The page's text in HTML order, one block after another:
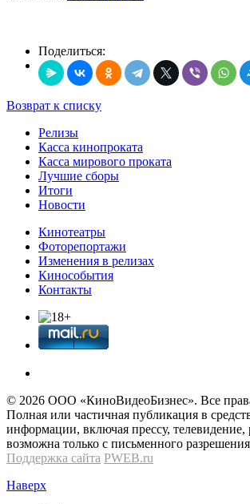
Поделиться:
Возврат к списку
Релизы
Касса кинопроката
Касса мирового проката
Лучшие сборы
Итоги
Новости
Кинотеатры
Фоторепортажи
Изменения в релизах
Кинособытия
Контакты
© 2026 OOО «КиноВидеоБизнес». Все
Полная или частичная публикация в
информации, включая прессу, телевидение,
возможна только с письменного
Поддержка сайта PWEB.ru
Наверх